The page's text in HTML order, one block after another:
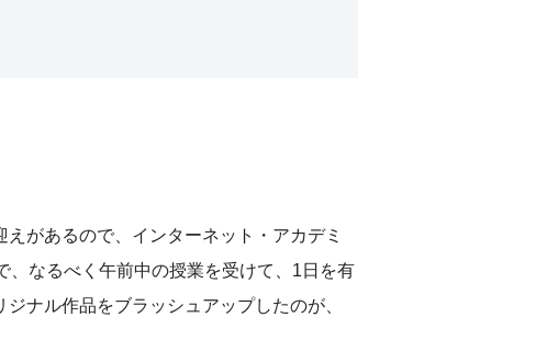
があるので、インターネット・アカデミ
、なるべく午前中の授業を受けて、1日を有
ナル作品をブラッシュアップしたのが、